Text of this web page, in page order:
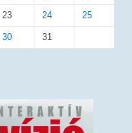
23 24 25
30 31